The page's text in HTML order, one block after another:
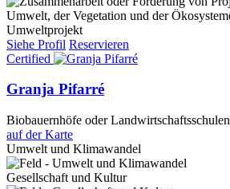
Umweltprojekt
Siehe Profil Reservieren
Certified
Granja Pifarré
Biobauernhöfe oder Landwirtschaftsschulen
auf der Karte
Umwelt und Klimawandel
Gesellschaft und Kultur